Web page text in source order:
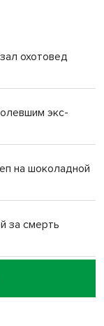
охотовед
экс-
на шоколадной
за смерть
смерть